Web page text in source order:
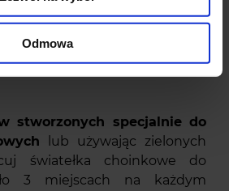
Odmowa
dodać więcej światła drzewku.
podłącz kolejnepasma
zniżaj się wzdłuż drzewa
w kierunku pnia drzewa.
stworzonych specjalnie do
lub używając zielonych
światełka choinkowe do
3 miejscach na każdym